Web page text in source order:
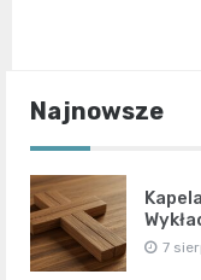
Najnowsze
7